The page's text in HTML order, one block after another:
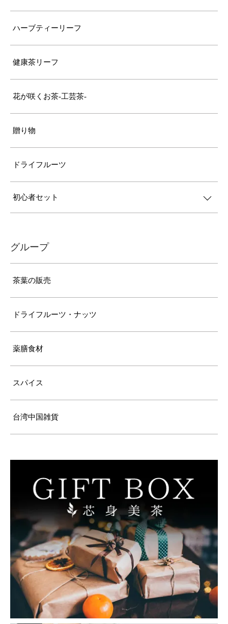
ハーブティーリーフ
健康茶リーフ
花が咲くお茶-工芸茶-
贈り物
ドライフルーツ
初心者セット
グループ
茶葉の販売
ドライフルーツ・ナッツ
薬膳食材
スパイス
台湾中国雑貨